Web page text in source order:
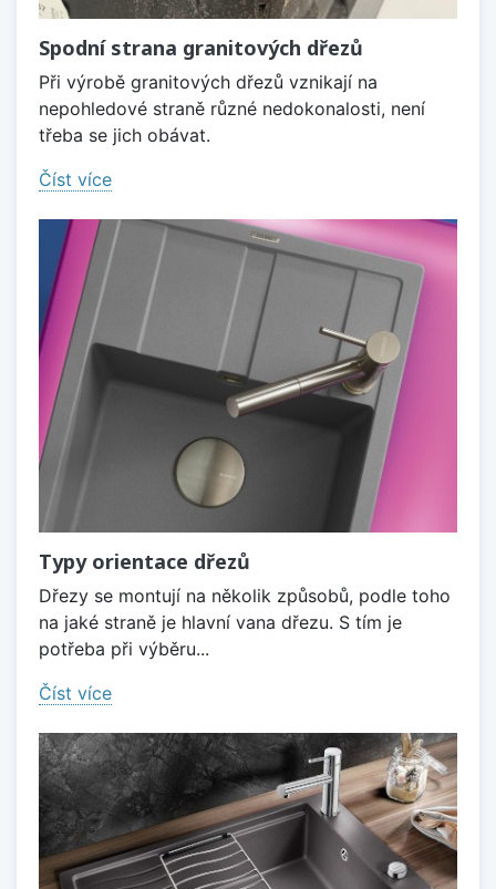
Spodní strana granitových dřezů
Při výrobě granitových dřezů vznikají na
nepohledové straně různé nedokonalosti, není
třeba se jich obávat.
Číst více
Typy orientace dřezů
Dřezy se montují na několik způsobů, podle toho
na jaké straně je hlavní vana dřezu. S tím je
potřeba při výběru...
Číst více